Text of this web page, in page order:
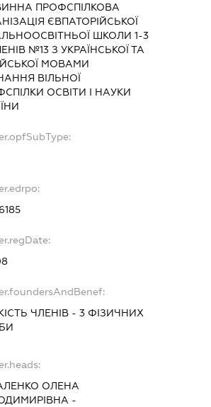
ПРОФСПІЛКОВА
ЄВПАТОРІЙСЬКОЇ
ШКОЛИ 1-3
№13 З УКРАЇНСЬКОЇ ТА
МОВАМИ
ВІЛЬНОЇ
ОСВІТИ І НАУКИ
ЧЛЕНІВ - 3 ФІЗИЧНИХ
ОЛЕНА
-